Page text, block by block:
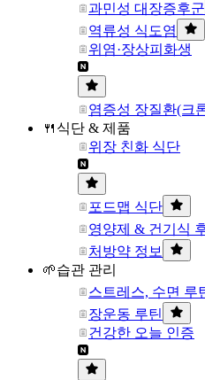
과민성 대장증후군
역류성 식도염
위염·장상피화생
염증성 장질환(크
🍴식단 & 제품
위장 친화 식단
포드맵 식단
영양제 & 건기식
처방약 정보
🌱습관 관리
스트레스, 수면 루
장운동 루틴
건강한 오늘 인증